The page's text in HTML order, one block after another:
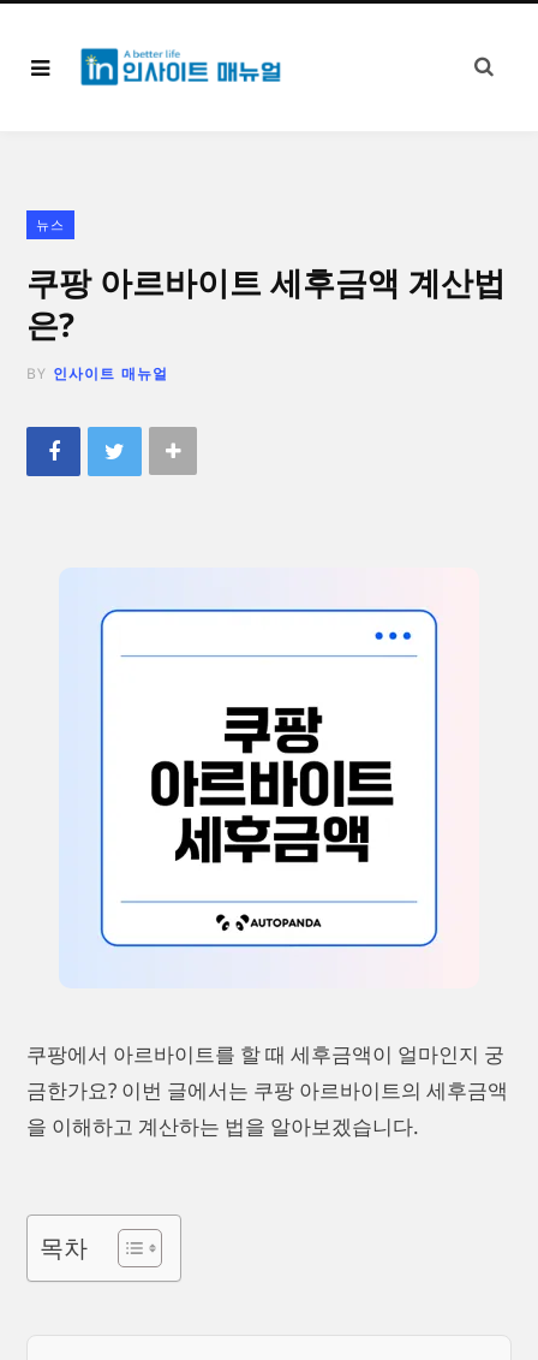
뉴스
쿠팡 아르바이트 세후금액 계산법
은?
BY 인사이트 매뉴얼
쿠팡에서 아르바이트를 할 때 세후금액이 얼마인지 궁
금한가요? 이번 글에서는 쿠팡 아르바이트의 세후금액
을 이해하고 계산하는 법을 알아보겠습니다.
목차